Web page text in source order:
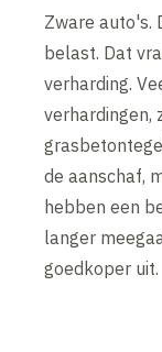
Zware auto's.
belast. Dat
verharding.
verhardingen,
de aanschaf,
hebben een
langer
goedkoper uit.